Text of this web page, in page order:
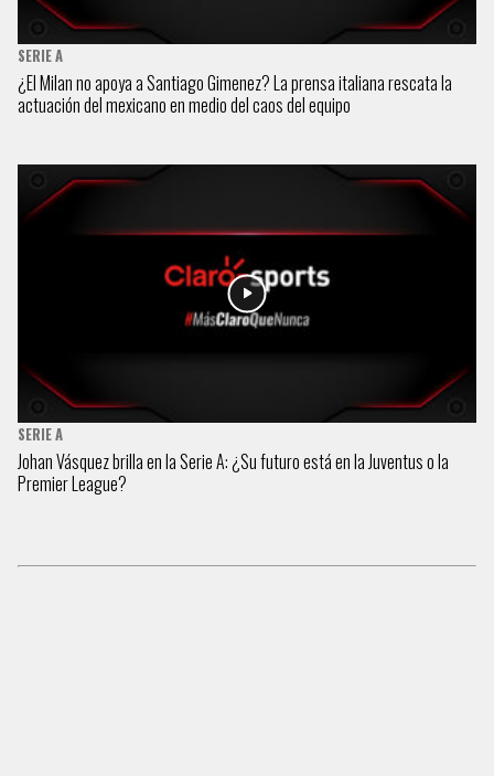
SERIE A
¿El Milan no apoya a Santiago Gimenez? La prensa italiana rescata la
actuación del mexicano en medio del caos del equipo
SERIE A
Johan Vásquez brilla en la Serie A: ¿Su futuro está en la Juventus o la
Premier League?